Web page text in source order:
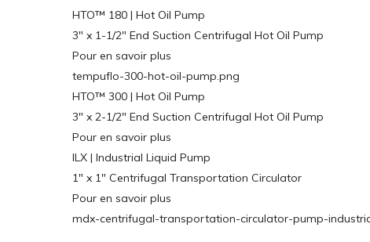
HTO™ 180 | Hot Oil Pump
3″ x 1-1/2″ End Suction Centrifugal Hot Oil Pump
Pour en savoir plus
tempuflo-300-hot-oil-pump.png
HTO™ 300 | Hot Oil Pump
3″ x 2-1/2″ End Suction Centrifugal Hot Oil Pump
Pour en savoir plus
ILX | Industrial Liquid Pump
1″ x 1″ Centrifugal Transportation Circulator
Pour en savoir plus
mdx-centrifugal-transportation-circulator-pump-